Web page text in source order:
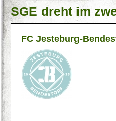
SGE dreht im
FC Jesteburg-